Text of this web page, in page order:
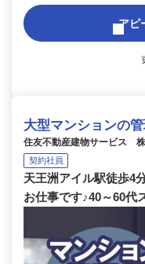
アピ
大型マンションの
住友不動産建物サービス
契約社員
天王洲アイル駅徒歩4
お仕事です♪40～60代